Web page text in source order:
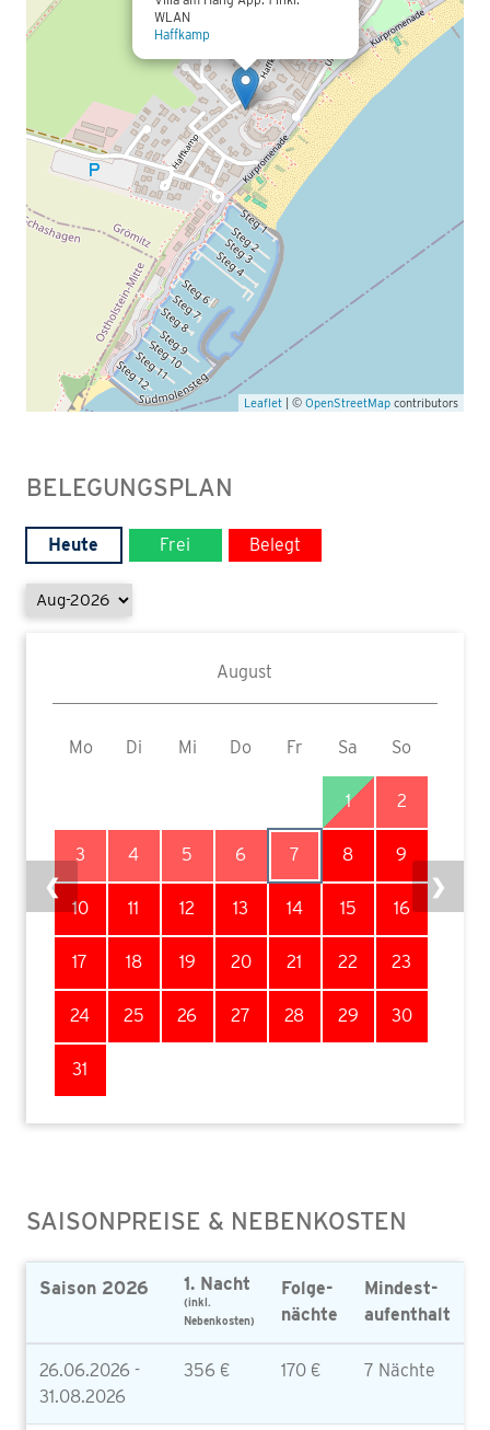
WLAN
Haffkamp
Leaflet | ©OpenStreetMap contributors
BELEGUNGSPLAN
Heute Frei Belegt
August
Mo Di Mi Do Fr Sa So
1 2
3 4 5 6 7 8 9
10 11 12 13 14 15 16
17 18 19 20 21 22 23
24 25 26 27 28 29 30
31
❮ ❯
SAISONPREISE & NEBENKOSTEN
Saison 2026 1. Nacht
(inkl.
Nebenkosten)
Folge-
nächte
Mindest-
aufenthalt
26.06.2026 -
31.08.2026
356 € 170 € 7 Nächte